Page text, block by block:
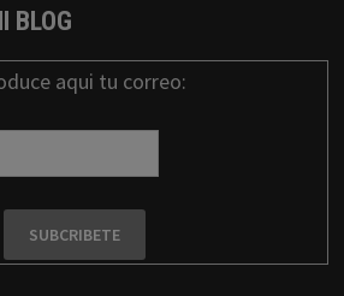
BLOG
aqui tu correo: